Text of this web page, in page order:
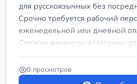
для русскоязычных без
Срочно требуется рабочий
еженедельной или дневной
Свежие вакансии в Нетании дл...
0 просмотров